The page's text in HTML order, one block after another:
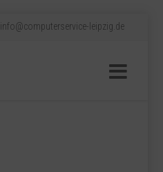
info@computerservice-leipzig.de